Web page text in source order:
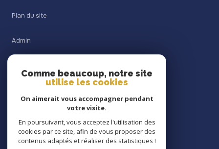
Plan du site
Admin
Comme beaucoup, notre site
utilise les cookies
On aimerait vous accompagner pendant
votre visite.
En poursuivant, vous acceptez l'utilisation des
cookies par ce site, afin de vous proposer des
contenus adaptés et réaliser des statistiques !